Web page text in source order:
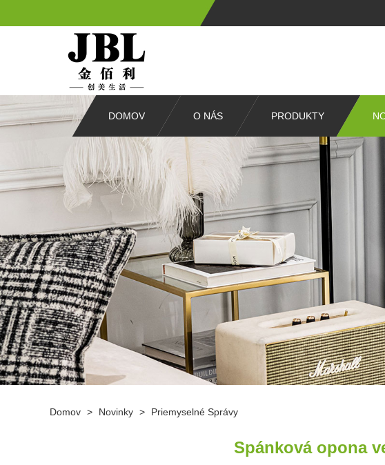
DOMOV O NÁS PRODUKTY
Domov > Novinky > Priemyselné Správy
Spánková opona